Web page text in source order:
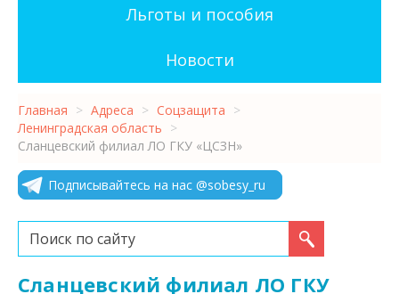
Льготы и пособия
Новости
Главная > Адреса > Соцзащита >
Ленинградская область >
Сланцевский филиал ЛО ГКУ «ЦСЗН»
Подписывайтесь на нас @sobesy_ru
Искать...
Сланцевский филиал ЛО ГКУ